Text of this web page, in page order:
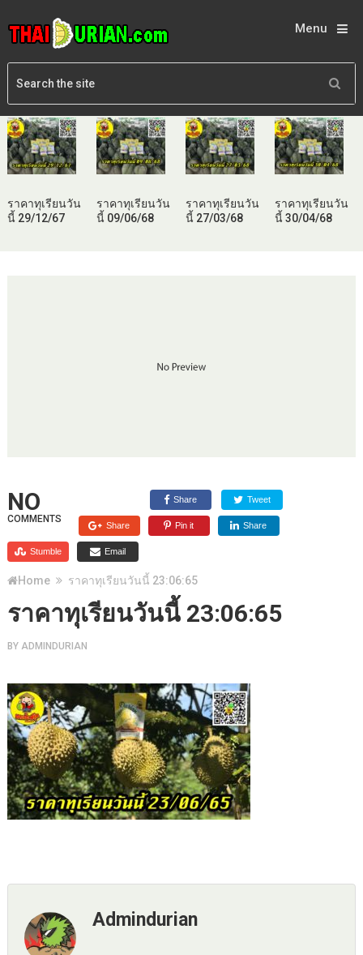
Menu
ราคาทุเรียนวัน
นี้ 29/12/67
ราคาทุเรียนวัน
นี้ 09/06/68
ราคาทุเรียนวัน
นี้ 27/03/68
ราคาทุเรียนวัน
นี้ 30/04/68
NO
COMMENTS
Share Tweet
Share Pin it Share
Stumble Email
Home ราคาทุเรียนวันนี้ 23:06:65
ราคาทุเรียนวันนี้ 23:06:65
BY ADMINDURIAN
Admindurian